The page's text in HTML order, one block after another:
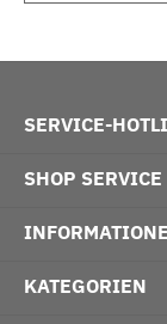
SERVICE-
SHOP SERVICE
KATEGORIEN